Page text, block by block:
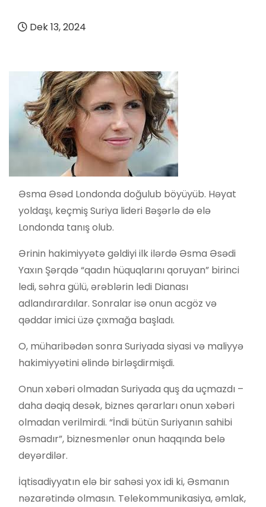
Dek 13, 2024
Əsma Əsəd Londonda doğulub böyüyüb. Həyat
yoldaşı, keçmiş Suriya lideri Bəşərlə də elə
Londonda tanış olub.
Ərinin hakimiyyətə gəldiyi ilk ilərdə Əsma Əsədi
Yaxın Şərqdə “qadın hüquqlarını qoruyan” birinci
ledi, səhra gülü, ərəblərin ledi Dianası
adlandırardılar. Sonralar isə onun acgöz və
qəddar imici üzə çıxmağa başladı.
O, müharibədən sonra Suriyada siyasi və maliyyə
hakimiyyətini əlində birləşdirmişdi.
Onun xəbəri olmadan Suriyada quş da uçmazdı –
daha dəqiq desək, biznes qərarları onun xəbəri
olmadan verilmirdi. “İndi bütün Suriyanın sahibi
Əsmadır”, biznesmenlər onun haqqında belə
deyərdilər.
İqtisadiyyatın elə bir sahəsi yox idi ki, Əsmanın
nəzarətində olmasın. Telekommunikasiya, əmlak,